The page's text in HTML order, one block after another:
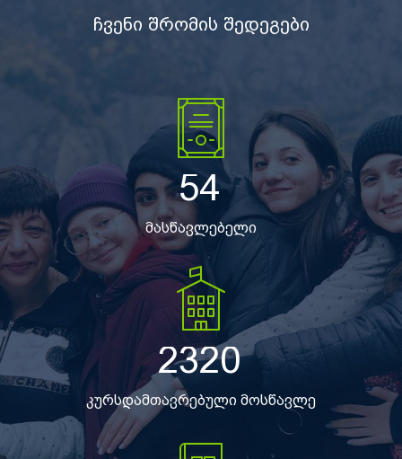
ჩვენი შრომის შედეგები
54
მასწავლებელი
2320
კურსდამთავრებული მოსწავლე